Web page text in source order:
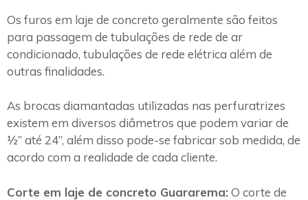
Os furos em laje de concreto geralmente são feitos
para passagem de tubulações de rede de ar
condicionado, tubulações de rede elétrica além de
outras finalidades.
As brocas diamantadas utilizadas nas perfuratrizes
existem em diversos diâmetros que podem variar de
½” até 24”, além disso pode-se fabricar sob medida, de
acordo com a realidade de cada cliente.
Corte em laje de concreto Guararema: O corte de